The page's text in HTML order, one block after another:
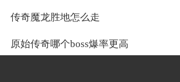
传奇魔龙胜地怎么走
原始传奇哪个boss爆率更高